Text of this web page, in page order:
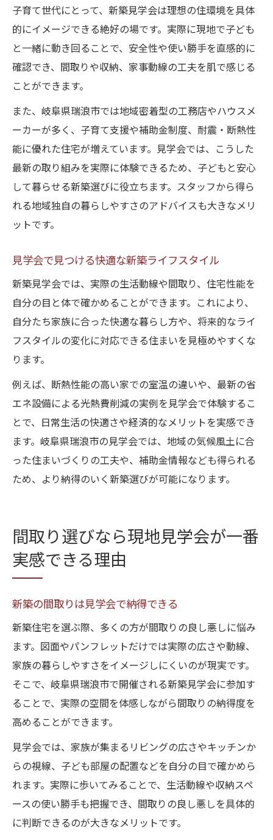
子育て世代にとって、新築見学会は理想の住環境を具体
的にイメージできる絶好の場です。実際に現地で子ども
と一緒に動き回ることで、安全性や使い勝手を直感的に
確認でき、間取りや収納、家事動線の工夫を肌で感じる
ことができます。
また、岐阜県瑞浪市では地域密着型の工務店やハウスメ
ーカーが多く、子育て支援や補助金制度、耐震・断熱性
能に優れた住宅が増えています。見学会では、こうした
最新の取り組みを実際に体験できるため、子どもと安心
して暮らせる新築選びに役立ちます。スタッフから得ら
れる地域独自の暮らしやすさのアドバイスも大きなメリ
ットです。
見学会で見つける快適な新築ライフスタイル
新築見学会では、実際の生活動線や間取り、住宅性能を
自分の目と体で確かめることができます。これにより、
自分たち家族に合った快適な暮らし方や、将来的なライ
フスタイルの変化に対応できる住まいを見極めやすくな
ります。
例えば、断熱性能の高い家での室温の違いや、最新の省
エネ設備による光熱費削減の実例を見学会で体験するこ
とで、日常生活の快適さや経済的なメリットを実感でき
ます。岐阜県瑞浪市の見学会では、地域の気候風土に合
った住まいづくりの工夫や、補助金情報なども得られる
ため、より納得のいく新築選びが可能になります。
間取り選びなら現地見学会が一番
実感できる理由
新築の間取りは見学会で納得できる
新築住宅を選ぶ際、多くの方が間取りの良し悪しに悩み
ます。図面やパンフレットだけでは実際の広さや動線、
家族の暮らしやすさをイメージしにくいのが現実です。
そこで、岐阜県瑞浪市で開催される新築見学会に参加す
ることで、実際の空間を体感しながら間取りの納得度を
高めることができます。
見学会では、家族が集まるリビングの広さやキッチンか
らの視線、子ども部屋の配置などを自分の目で確かめら
れます。実際に歩いてみることで、生活動線や収納スペ
ースの使い勝手も把握でき、間取りの良し悪しを具体的
に判断できるのが大きなメリットです。